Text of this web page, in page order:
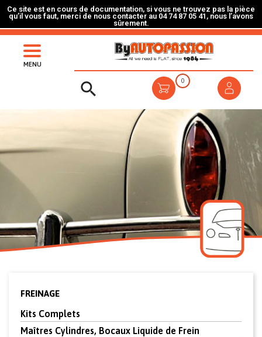
Ce site est en cours de documentation, si vous ne trouvez pas la pièce
qu’il vous faut, merci de nous contacter au 04 74 87 05 41, nous l’avons
sûrement.
MENU
 0
FREINAGE
Kits Complets
Maîtres Cylindres, Bocaux Liquide de Frein